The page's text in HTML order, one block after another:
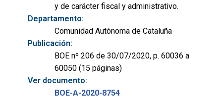
y de carácter fiscal y administrativo.
Departamento:
Comunidad Autónoma de Cataluña
Publicación:
BOE nº 206 de 30/07/2020, p. 60036 a
60050 (15 páginas)
Ver documento:
BOE-A-2020-8754